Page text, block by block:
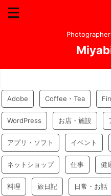
Adobe Coffee・Tea
WordPress お店・施設
アプリ・ソフト イベント
ネットショップ 仕事 健
料理 旅日記 日常・お話